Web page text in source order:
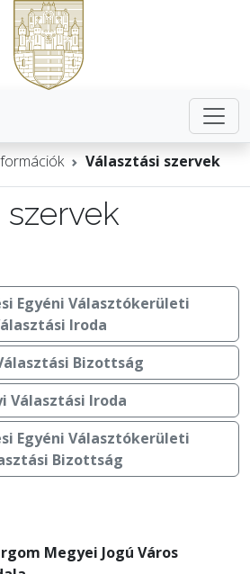
Választási szervek
szervek
Egyéni Választókerületi
Iroda
Bizottság
Választási Iroda
Egyéni Választókerületi
Bizottság
Megyei Jogú Város